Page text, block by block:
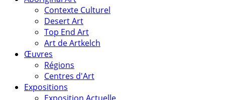
Contexte Culturel
Desert Art
Top End Art
Art de Artkelch
Œuvres
Régions
Centres d'Art
Expositions
Exposition Actuelle